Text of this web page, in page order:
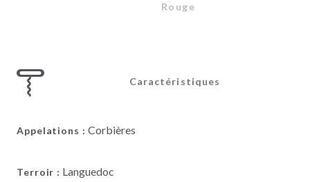
Rouge
Caractéristiques
Appelations : Corbières
Terroir : Languedoc